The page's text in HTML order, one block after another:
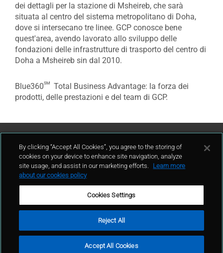
dei dettagli per la stazione di Msheireb, che sarà
situata al centro del sistema metropolitano di Doha,
dove si intersecano tre linee. GCP conosce bene
quest'area, avendo lavorato allo sviluppo delle
fondazioni delle infrastrutture di trasporto del centro di
Doha a Msheireb sin dal 2010.
Blue360sm
Total Business Advantage: la forza dei
prodotti, delle prestazioni e del team di GCP.
Contattaci
contatto
Condizioni d'uso
Politica sulla privacy
Cookie policy
Mappa del sito
Segnalazioni Whistleblowing
By clicking “Accept All Cookies”, you agree to the storing of
cookies on your device to enhance site navigation, analyze
site usage, and assist in our marketing efforts.
Learn more
about our cookies policy
Cookies Settings
Reject All
Accept All Cookies